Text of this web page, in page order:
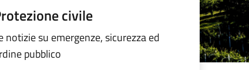
civile
notizie su emergenze, sicurezza ed
pubblico